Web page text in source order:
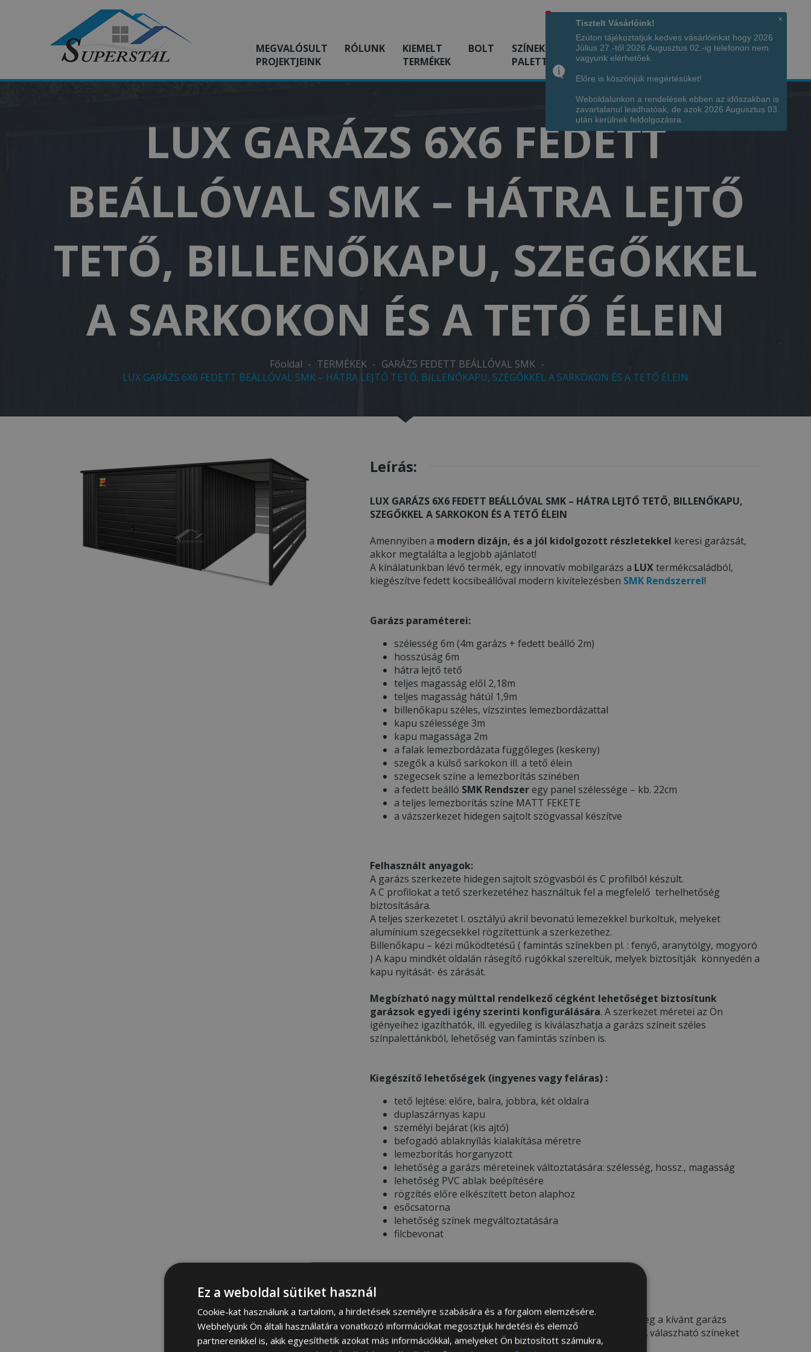
Hívjon minket!
MEGVALÓSULT
PROJEKTJEINK
RÓLUNK
KIEMELT
TERMÉKEK
BOLT
SZÍNEK
PALETTÁJA
KÉPGALÉRIA INFÓ ELÉRHETŐSÉG
LUX GARÁZS 6X6 FEDETT
BEÁLLÓVAL SMK – HÁTRA LEJTŐ
TETŐ, BILLENŐKAPU, SZEGŐKKEL
A SARKOKON ÉS A TETŐ ÉLEIN
Főoldal - TERMÉKEK - GARÁZS FEDETT BEÁLLÓVAL SMK -
LUX GARÁZS 6X6 FEDETT BEÁLLÓVAL SMK – HÁTRA LEJTŐ TETŐ, BILLENŐKAPU, SZEGŐKKEL A SARKOKON ÉS A TETŐ ÉLEIN
Leírás:
LUX GARÁZS 6X6 FEDETT BEÁLLÓVAL SMK – HÁTRA LEJTŐ TETŐ, BILLENŐKAPU,
SZEGŐKKEL A SARKOKON ÉS A TETŐ ÉLEIN
Amennyiben a modern dizájn, és a jól kidolgozott részletekkel keresi garázsát,
akkor megtalálta a legjobb ajánlatot!
A kínálatunkban lévő termék, egy innovatív mobilgarázs a LUXtermékcsaládból,
kiegészítve fedett kocsibeállóval modern kivitelezésben SMK Rendszerrel!
Garázs paraméterei:
szélesség 6m (4m garázs + fedett beálló 2m)
hosszúság 6m
hátra lejtő tető
teljes magasság elől 2,18m
teljes magasság hátúl 1,9m
billenőkapu széles, vízszintes lemezbordázattal
kapu szélessége 3m
kapu magassága 2m
a falak lemezbordázata függőleges (keskeny)
szegők a külső sarkokon ill. a tető élein
szegecsek színe a lemezborítás színében
a fedett beálló SMK Rendszeregy panel szélessége – kb. 22cm
a teljes lemezborítás színe MATT FEKETE
a vázszerkezet hidegen sajtolt szögvassal készítve
Felhasznált anyagok:
A garázs szerkezete hidegen sajtolt szögvasból és C profilból készült.
A C profilokat a tető szerkezetéhez használtuk fel a megfelelő terhelhetőség
biztosítására.
A teljes szerkezetet I. osztályú akril bevonatú lemezekkel burkoltuk, melyeket
alumínium szegecsekkel rögzítettünk a szerkezethez.
Billenőkapu – kézi működtetésű ( famintás színekben pl. : fenyő, aranytölgy, mogyoró
) A kapu mindkét oldalán rásegítő rugókkal szereltük, melyek biztosítják könnyedén a
kapu nyitását- és zárását.
Megbízható nagy múlttal rendelkező cégként lehetőséget biztosítunk
garázsok egyedi igény szerinti konfigurálására. A szerkezet méretei az Ön
igényeihez igazíthatók, ill. egyedileg is kiválaszhatja a garázs színeit széles
színpalettánkból, lehetőség van famintás színben is.
Kiegészítő lehetőségek (ingyenes vagy feláras) :
tető lejtése: előre, balra, jobbra, két oldalra
duplaszárnyas kapu
személyi bejárat (kis ajtó)
befogadó ablaknyílás kialakítása méretre
lemezborítás horganyzott
lehetőség a garázs méreteinek változtatására: szélesség, hossz., magasság
lehetőség PVC ablak beépítésére
rögzítés előre elkészített beton alaphoz
esőcsatorna
lehetőség színek megváltoztatására
filcbevonat
Garázs színösszeállítása –Rendeléskor kérjük adja meg a kívánt garázs
színeire vonatkozó információt a megjegyzés rovatba. A válaszható színeket
megtekintheti aSZÍNEK PALETTÁJAmenü alatt.
×
Tisztelt Vásárlóink!
Ezúton tájékoztatjuk kedves vásárlóinkat hogy 2026
Július 27.-től 2026 Augusztus 02.-ig telefonon nem
vagyunk elérhetőek.
Előre is köszönjük megértésüket!
Weboldalunkon a rendelések ebben az időszakban is
zavartalanul leadhatóak, de azok 2026 Augusztus 03.
után kerülnek feldolgozásra.
Ez a weboldal sütiket használ
Cookie-kat használunk a tartalom, a hirdetések személyre szabására és a forgalom elemzésére.
Webhelyünk Ön általi használatára vonatkozó információkat megosztjuk hirdetési és elemző
partnereinkkel is, akik egyesíthetik azokat más információkkal, amelyeket Ön biztosított számukra,